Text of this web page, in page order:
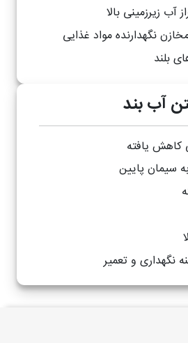
آب زیرزمینی بالا
نگهدارنده مواد غذایی
بلند
آب بند
یافته
سیمان پایین
نگهداری و تعمیر